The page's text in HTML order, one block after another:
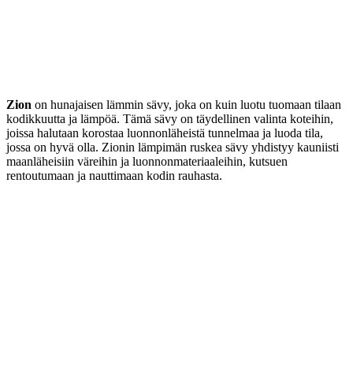
Zion on hunajaisen lämmin sävy, joka on kuin luotu tuomaan tilaan
kodikkuutta ja lämpöä. Tämä sävy on täydellinen valinta koteihin,
joissa halutaan korostaa luonnonläheistä tunnelmaa ja luoda tila,
jossa on hyvä olla. Zionin lämpimän ruskea sävy yhdistyy kauniisti
maanläheisiin väreihin ja luonnonmateriaaleihin, kutsuen
rentoutumaan ja nauttimaan kodin rauhasta.